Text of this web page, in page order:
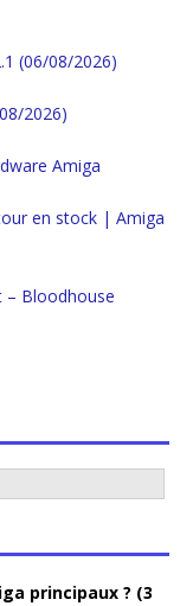
(06/08/2026)
2026)
Amiga
en stock | Amiga
– Bloodhouse
principaux ? (3